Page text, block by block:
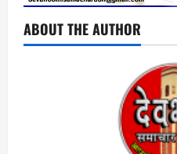
ABOUT THE AUTHOR